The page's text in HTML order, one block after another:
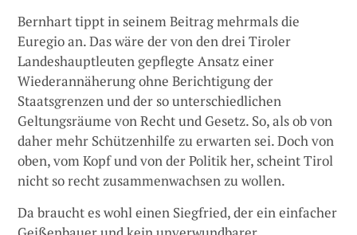
Bernhart tippt in seinem Beitrag mehrmals die
Euregio an. Das wäre der von den drei Tiroler
Landeshauptleuten gepflegte Ansatz einer
Wiederannäherung ohne Berichtigung der
Staatsgrenzen und der so unterschiedlichen
Geltungsräume von Recht und Gesetz. So, als ob von
daher mehr Schützenhilfe zu erwarten sei. Doch von
oben, vom Kopf und von der Politik her, scheint Tirol
nicht so recht zusammenwachsen zu wollen.
Da braucht es wohl einen Siegfried, der ein einfacher